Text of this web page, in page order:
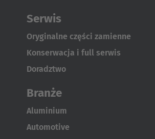
Serwis
Oryginalne części zamienne
Konserwacja i full serwis
Doradztwo
Branże
Aluminium
Automotive